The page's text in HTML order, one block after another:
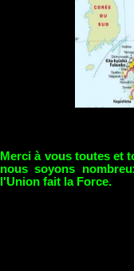
Merci à vous toutes et
nous soyons
l'Union fait la Force.